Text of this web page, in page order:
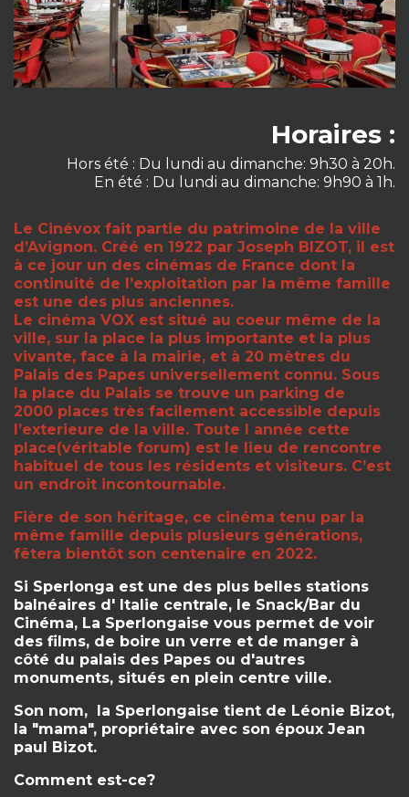
Horaires :
Hors été : Du lundi au dimanche: 9h30 à 20h.
En été : Du lundi au dimanche: 9h90 à 1h.
Le Cinévox fait partie du patrimoine de la ville
d’Avignon. Créé en 1922 par Joseph BIZOT, il est
à ce jour un des cinémas de France dont la
continuité de l’exploitation par la même famille
est une des plus anciennes.
Le cinéma VOX est situé au coeur même de la
ville, sur la place la plus importante et la plus
vivante, face à la mairie, et à 20 mètres du
Palais des Papes universellement connu. Sous
la place du Palais se trouve un parking de
2000 places très facilement accessible depuis
l’exterieure de la ville. Toute l année cette
place(véritable forum) est le lieu de rencontre
habituel de tous les résidents et visiteurs. C’est
un endroit incontournable.
Fière de son héritage, ce cinéma tenu par la
même famille depuis plusieurs générations,
fêtera bientôt son centenaire en 2022.
Si Sperlonga est une des plus belles stations
balnéaires d' Italie centrale, le Snack/Bar du
Cinéma, La Sperlongaise vous permet de voir
des films, de boire un verre et de manger à
côté du palais des Papes ou d'autres
monuments, situés en plein centre ville.
Son nom, la Sperlongaise tient de Léonie Bizot,
la "mama", propriétaire avec son époux Jean
paul Bizot.
Comment est-ce?